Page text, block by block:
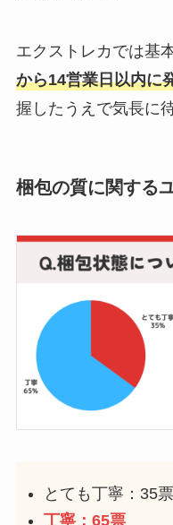
エクストレカでは基
から14営業日以内に
握したうえで気長に
梱包の質に関する
とても丁寧：35票
丁寧：65票